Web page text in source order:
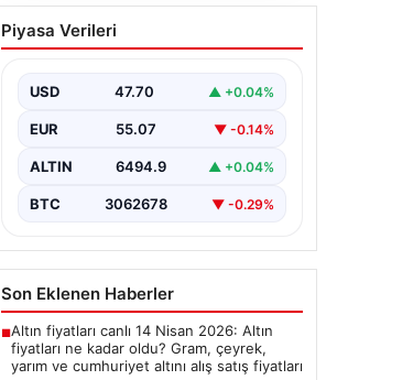
Fenerbahçe’de Sturm
Graz maçında
kahreden haber!
Piyasa Verileri
USD 47.70 ▲ +0.04%
EUR 55.07 ▼ -0.14%
ALTIN 6494.9 ▲ +0.04%
BTC 3062678 ▼ -0.29%
Son Eklenen Haberler
■Altın fiyatları canlı 14 Nisan 2026: Altın
fiyatları ne kadar oldu? Gram, çeyrek,
yarım ve cumhuriyet altını alış satış fiyatları